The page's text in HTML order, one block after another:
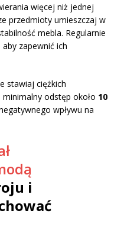
więcej niż jednej
przedmioty umieszczaj w
mebla. Regularnie
zapewnić ich
stawiaj ciężkich
odstęp około 10
wpływu na
i